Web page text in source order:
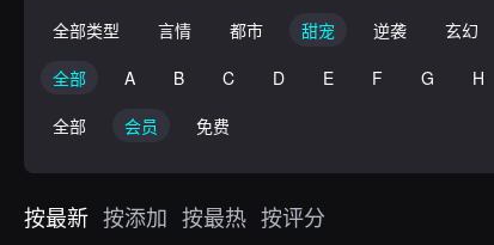
全部类型
言情 都市 甜宠 逆袭 玄幻
全部
A B C D E F G H
全部
会员 免费
按最新 按添加 按最热 按评分